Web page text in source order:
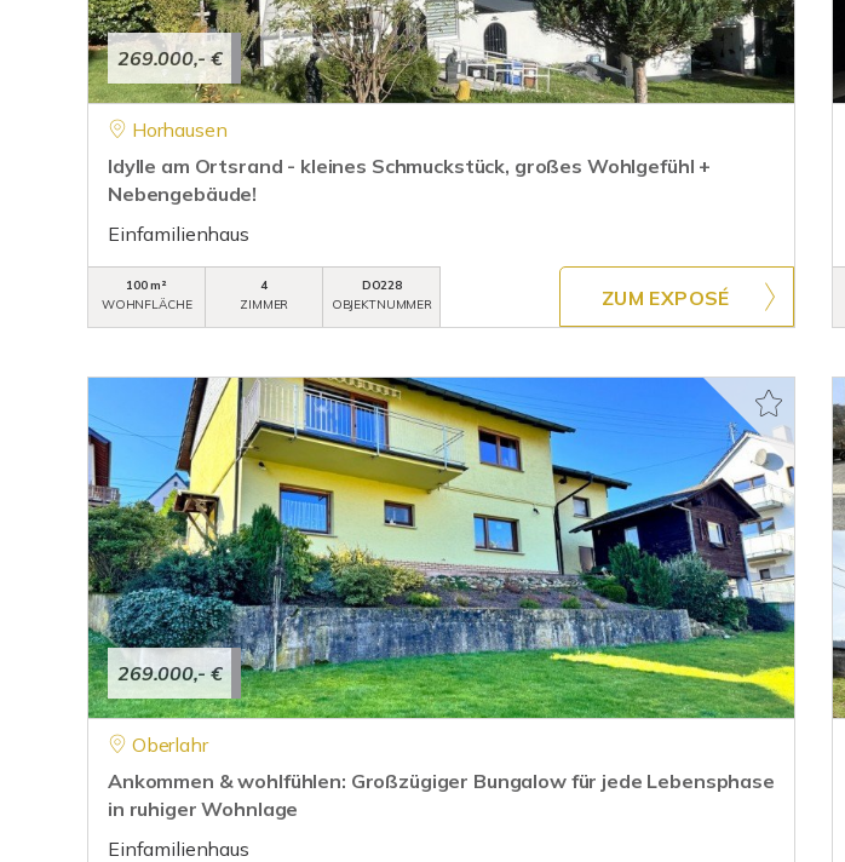
269.000,- €
Horhausen
Idylle am Ortsrand - kleines Schmuckstück, großes Wohlgefühl +
Nebengebäude!
Einfamilienhaus
100 m²
WOHNFLÄCHE
4
ZIMMER
DO228
OBJEKTNUMMER
ZUM EXPOSÉ
269.000,- €
Oberlahr
Ankommen & wohlfühlen: Großzügiger Bungalow für jede Lebensphase
in ruhiger Wohnlage
Einfamilienhaus